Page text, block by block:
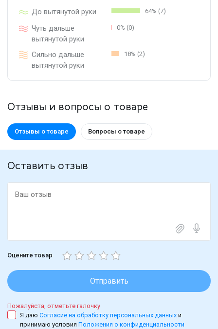
До вытянутой руки 64% (7)
Чуть дальше
вытянутой руки
0% (0)
Сильно дальше
вытянутой руки
18% (2)
Отзывы и вопросы о товаре
Отзывы о товаре Вопросы о товаре
Оставить отзыв
Оцените товар
Отправить
Пожалуйста, отметьте галочку
Я даю Согласие на обработку персональных данных и
принимаю условия Положения о конфиденциальности